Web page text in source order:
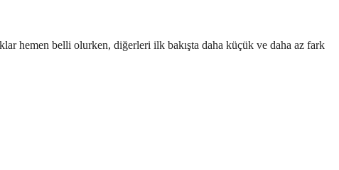
hemen belli olurken, diğerleri ilk bakışta daha küçük ve daha az fark